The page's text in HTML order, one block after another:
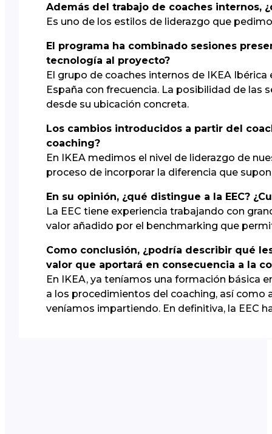
Además del trabajo de coaches internos,
Es uno de los estilos de liderazgo que
El programa ha combinado sesiones
tecnología al proyecto?
El grupo de coaches internos de IKEA
España con frecuencia. La posibilidad de
desde su ubicación concreta.
Los cambios introducidos a partir del
coaching?
En IKEA medimos el nivel de liderazgo de
proceso de incorporar la diferencia que
En su opinión, ¿qué distingue a la EEC?
La EEC tiene experiencia trabajando con
valor añadido por el benchmarking que
Como conclusión, ¿podría describir qué
valor que aportará en consecuencia a la
En IKEA, ya teníamos una formación básica
a los procedimientos del coaching, así como
veníamos impartiendo. En definitiva, la EEC